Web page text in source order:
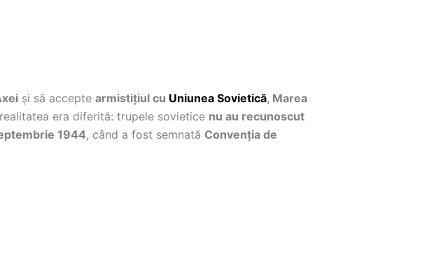
și să accepte armistițiul cu Uniunea Sovietică, Marea
era diferită: trupele sovietice nu au recunoscut
1944, când a fost semnată Convenția de